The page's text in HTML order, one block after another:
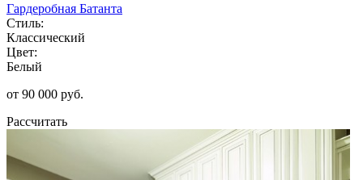
Гардеробная Батанта
Стиль:
Классический
Цвет:
Белый
от 90 000 руб.
Рассчитать